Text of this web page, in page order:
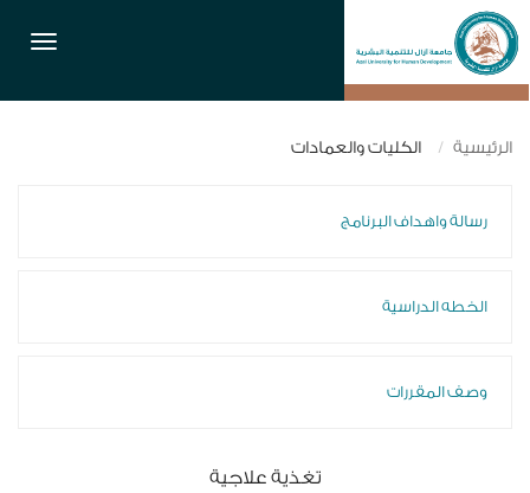
الرئيسية الكليات والعمادات
رسالة واهداف البرنامج
الخطه الدراسية
وصف المقررات
تغذية علاجية